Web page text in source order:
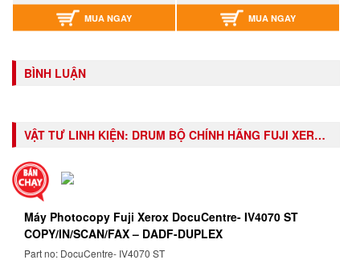
MUA NGAY MUA NGAY
BÌNH LUẬN
VẬT TƯ LINH KIỆN: DRUM BỘ CHÍNH HÃNG FUJI XEROX DOCUCENTRE-IV 3070/4070/5070 (CT350941)
Máy Photocopy Fuji Xerox DocuCentre- IV4070 ST
COPY/IN/SCAN/FAX – DADF-DUPLEX
Part no: DocuCentre- IV4070 ST